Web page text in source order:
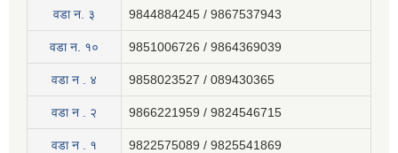
वडा न. ३ 9844884245 / 9867537943
वडा न. १० 9851006726 / 9864369039
वडा न . ४ 9858023527 / 089430365
वडा न . २ 9866221959 / 9824546715
वडा न . १ 9822575089 / 9825541869